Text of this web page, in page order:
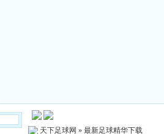
天下足球网 » 最新足球精华下载